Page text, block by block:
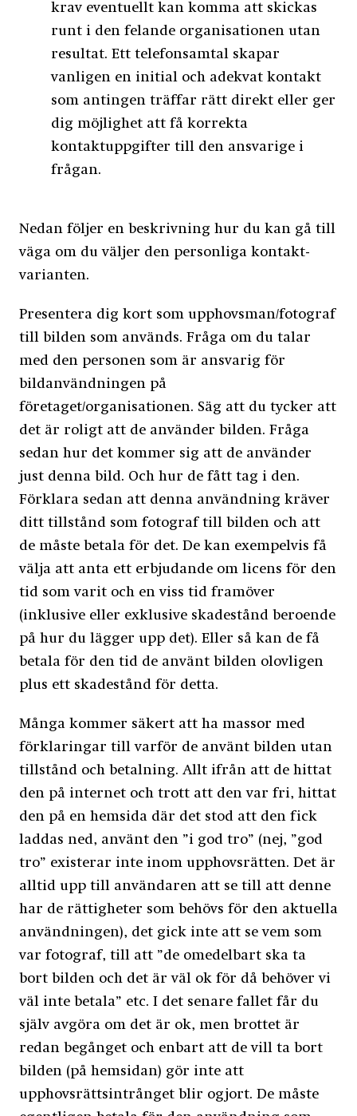
krav eventuellt kan komma att skickas
runt i den felande organisationen utan
resultat. Ett telefonsamtal skapar
vanligen en initial och adekvat kontakt
som antingen träffar rätt direkt eller ger
dig möjlighet att få korrekta
kontaktuppgifter till den ansvarige i
frågan.
Nedan följer en beskrivning hur du kan gå till
väga om du väljer den personliga kontakt-
varianten.
Presentera dig kort som upphovsman/fotograf
till bilden som används. Fråga om du talar
med den personen som är ansvarig för
bildanvändningen på
företaget/organisationen. Säg att du tycker att
det är roligt att de använder bilden. Fråga
sedan hur det kommer sig att de använder
just denna bild. Och hur de fått tag i den.
Förklara sedan att denna användning kräver
ditt tillstånd som fotograf till bilden och att
de måste betala för det. De kan exempelvis få
välja att anta ett erbjudande om licens för den
tid som varit och en viss tid framöver
(inklusive eller exklusive skadestånd beroende
på hur du lägger upp det). Eller så kan de få
betala för den tid de använt bilden olovligen
plus ett skadestånd för detta.
Många kommer säkert att ha massor med
förklaringar till varför de använt bilden utan
tillstånd och betalning. Allt ifrån att de hittat
den på internet och trott att den var fri, hittat
den på en hemsida där det stod att den fick
laddas ned, använt den ”i god tro” (nej, ”god
tro” existerar inte inom upphovsrätten. Det är
alltid upp till användaren att se till att denne
har de rättigheter som behövs för den aktuella
användningen), det gick inte att se vem som
var fotograf, till att ”de omedelbart ska ta
bort bilden och det är väl ok för då behöver vi
väl inte betala” etc. I det senare fallet får du
själv avgöra om det är ok, men brottet är
redan begånget och enbart att de vill ta bort
bilden (på hemsidan) gör inte att
upphovsrättsintrånget blir ogjort. De måste